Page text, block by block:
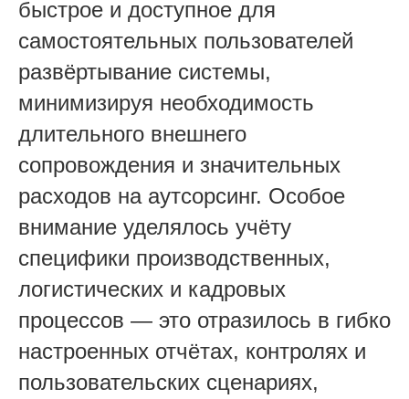
быстрое и доступное для
самостоятельных пользователей
развёртывание системы,
минимизируя необходимость
длительного внешнего
сопровождения и значительных
расходов на аутсорсинг. Особое
внимание уделялось учёту
специфики производственных,
логистических и кадровых
процессов — это отразилось в гибко
настроенных отчётах, контролях и
пользовательских сценариях,